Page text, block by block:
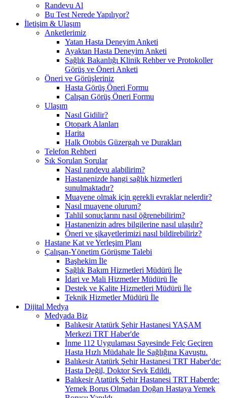
Randevu Al
Bu Test Nerede Yapılıyor?
İletişim & Ulaşım
Anketlerimiz
Yatan Hasta Deneyim Anketi
Ayaktan Hasta Deneyim Anketi
Sağlık Bakanlığı Klinik Rehber ve Protokoller
Görüş ve Öneri Anketi
Öneri ve Görüşleriniz
Hasta Görüş Öneri Formu
Çalışan Görüş Öneri Formu
Ulaşım
Nasıl Gidilir?
Otopark Alanları
Harita
Halk Otobüs Güzergah ve Durakları
Telefon Rehberi
Sık Sorulan Sorular
Nasıl randevu alabilirim?
Hastanenizde hangi sağlık hizmetleri
sunulmaktadır?
Muayene olmak için gerekli evraklar nelerdir?
Nasıl muayene olurum?
Tahlil sonuçlarını nasıl öğrenebilirim?
Hastanenizin adres bilgilerine nasıl ulaşılır?
Öneri ve şikayetlerimizi nasıl bildirebiliriz?
Hastane Kat ve Yerleşim Planı
Çalışan-Yönetim Görüşme Talebi
Başhekim İle
Sağlık Bakım Hizmetleri Müdürü İle
İdari ve Mali Hizmetler Müdürü İle
Destek ve Kalite Hizmetleri Müdürü İle
Teknik Hizmetler Müdürü İle
Dijital Medya
Medyada Biz
Balıkesir Atatürk Şehir Hastanesi YAŞAM
Merkezi TRT Haber'de
İnme 112 Uygulaması Sayesinde Felç Geçiren
Hasta Hızlı Müdahale İle Sağlığına Kavuştu.
Balıkesir Atatürk Şehir Hastanesi TRT Haber'de:
Hasta Değil, Doktor Sevk Edildi.
Balıkesir Atatürk Şehir Hastanesi TRT Haberde:
Yemek Borus Olmadan Doğan Hastaya Yemek